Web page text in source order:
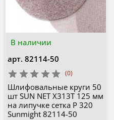
В наличии
арт. 82114-50
(0)
Шлифовальные круги 50
шт SUN NET X313T 125 мм
на липучке сетка P 320
Sunmight 82114-50